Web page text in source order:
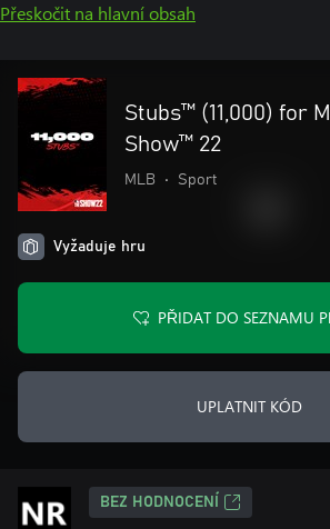
Přeskočit na hlavní obsah
Stubs™ (11,000) for
Show™ 22
MLB • Sport
Vyžaduje hru
PŘIDAT DO SEZNAMU
UPLATNIT KÓD
BEZ HODNOCENÍ